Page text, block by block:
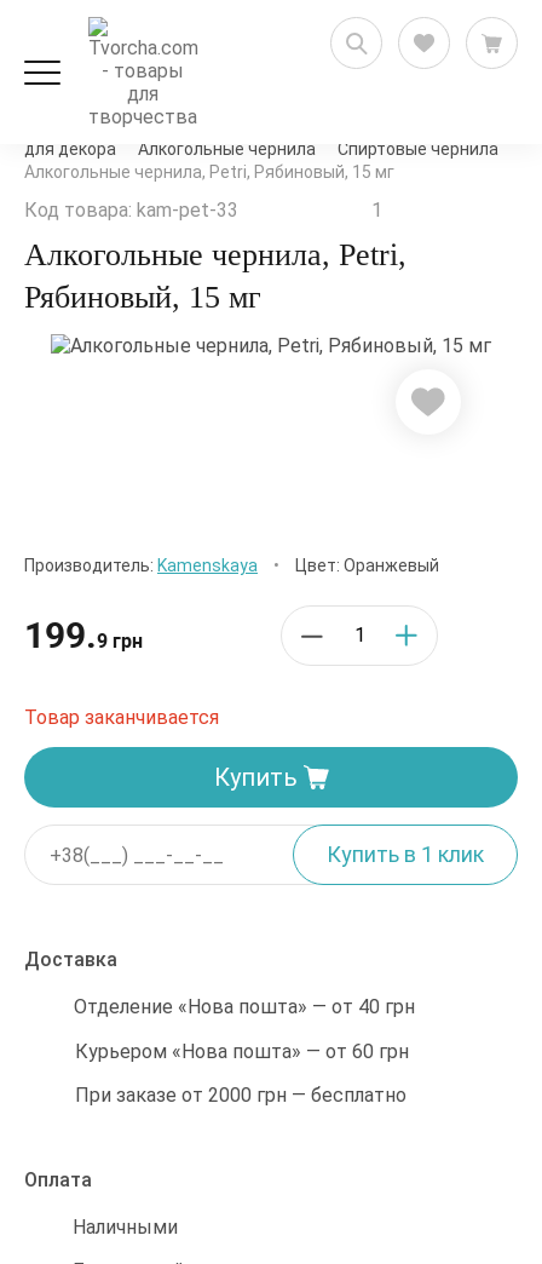
Декорирование и декупаж
для декора
Алкогольные чернила
Спиртовые чернила
Алкогольные чернила, Petri, Рябиновый, 15 мг
Код товара: kam-pet-33 1
Алкогольные чернила, Petri,
Рябиновый, 15 мг
Производитель: Kamenskaya • Цвет: Оранжевый
199.9 грн
Товар заканчивается
Купить
Доставка
Отделение «Нова пошта» — от 40 грн
Курьером «Нова пошта» — от 60 грн
При заказе от 2000 грн — бесплатно
Оплата
Наличными